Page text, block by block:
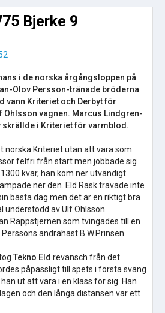
Bjerke 9
i de norska årgångsloppen på
Olov Persson-tränade bröderna
vann Kriteriet och Derbyt för
Ohlsson vagnen. Marcus Lindgren-
skrällde i Kriteriet för varmblod.
norska Kriteriet utan att vara som
felfri från start men jobbade sig
kvar, han kom ner utvändigt
ner den. Eld Rask travade inte
bästa dag men det är en riktigt bra
understödd av Ulf Ohlsson.
Rappstjernen som tvingades till en
andrahäst B.W.Prinsen.
Tekno Eld revansch från det
påpassligt till spets i första sväng
ut att vara i en klass för sig. Han
och den långa distansen var ett